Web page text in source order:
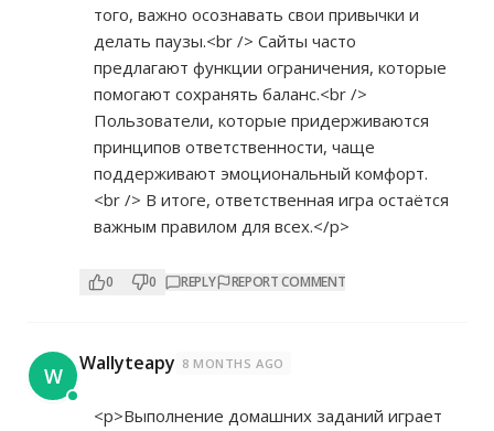
того, важно осознавать свои привычки и
делать паузы.<br /> Сайты часто
предлагают функции ограничения, которые
помогают сохранять баланс.<br />
Пользователи, которые придерживаются
принципов ответственности, чаще
поддерживают эмоциональный комфорт.
<br /> В итоге, ответственная игра остаётся
важным правилом для всех.</p>
0 0 REPLY REPORT COMMENT
W Wallyteapy 8 MONTHS AGO
<p>Выполнение домашних заданий играет